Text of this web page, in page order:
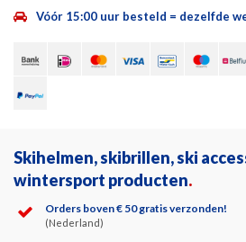
Vóór 15:00 uur besteld = dezelfde
Skihelmen, skibrillen, ski
wintersport producten.
Orders boven € 50 gratis verzonden!
(Nederland)